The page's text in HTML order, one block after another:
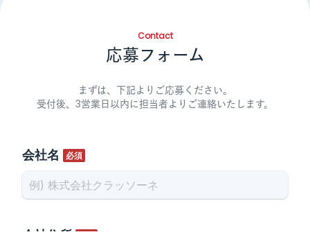
Contact
応募フォーム
まずは、下記よりご応募ください。
受付後、3営業日以内に担当者よりご連絡いたします。